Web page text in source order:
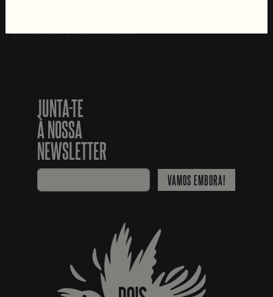
*Chamada para a rede fixa nacional
JUNTA-TE
À NOSSA
NEWSLETTER
VAMOS EMBORA!